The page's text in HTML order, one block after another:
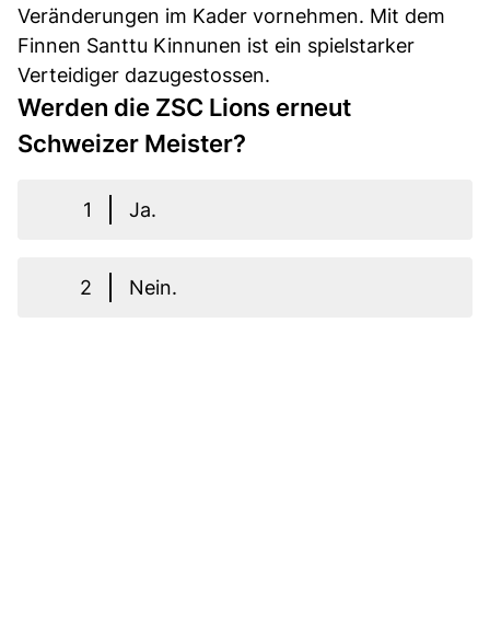
Veränderungen im Kader vornehmen. Mit dem
Finnen Santtu Kinnunen ist ein spielstarker
Verteidiger dazugestossen.
Werden die ZSC Lions erneut
Schweizer Meister?
1 Ja.
2 Nein.